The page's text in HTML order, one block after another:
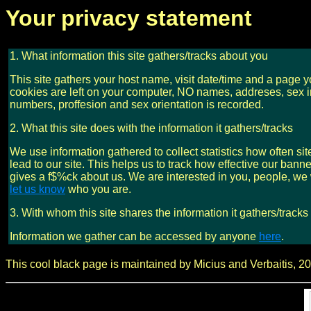
Your privacy statement
1. What information this site gathers/tracks about you
This site gathers your host name, visit date/time and a page
cookies are left on your computer, NO names, addreses, sex
numbers, proffesion and sex orientation is recorded.
2. What this site does with the information it gathers/tracks
We use information gathered to collect statistics how often
lead to our site. This helps us to track how effective our
gives a f$%ck about us. We are interested in you, people,
let us know who you are.
3. With whom this site shares the information it gathers/tracks
Information we gather can be accessed by anyone here.
This cool black page is maintained by Micius and Verbaitis,